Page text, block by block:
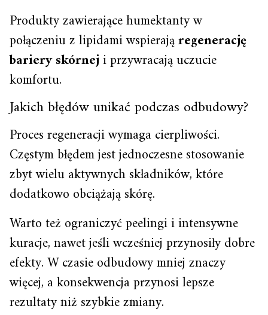
Produkty zawierające humektanty w
połączeniu z lipidami wspierająregenerację
bariery skórneji przywracają uczucie
komfortu.
Jakich błędów unikać podczas odbudowy?
Proces regeneracji wymaga cierpliwości.
Częstym błędem jest jednoczesne stosowanie
zbyt wielu aktywnych składników, które
dodatkowo obciążają skórę.
Warto też ograniczyć peelingi i intensywne
kuracje, nawet jeśli wcześniej przynosiły dobre
efekty. W czasie odbudowy mniej znaczy
więcej, a konsekwencja przynosi lepsze
rezultaty niż szybkie zmiany.